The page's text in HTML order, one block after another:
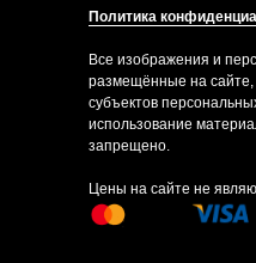
Политика
Все изображения и
размещённые на сайте,
субъектов
использование
запрещено.
Цены на сайте не